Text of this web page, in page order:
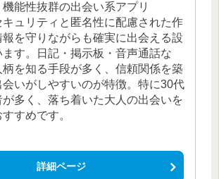
能性抜群の出会い系アプリ
ュリティと匿名性に配慮された作
報を守りながらも確実に出会える設
す。日記・掲示板・音声通話な
柄を知る手段が多く、信頼関係を築
いがしやすいのが特徴。特に30代
が多く、落ち着いた大人の出会いを
すめです。
詳細ページ